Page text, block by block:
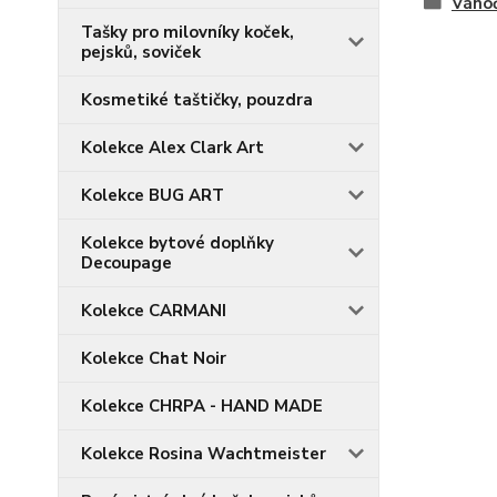
Tašky pro milovníky koček,
pejsků, soviček
Kosmetiké taštičky, pouzdra
Kolekce Alex Clark Art
Kolekce BUG ART
Kolekce bytové doplňky
Decoupage
Kolekce CARMANI
Kolekce Chat Noir
Kolekce CHRPA - HAND MADE
Kolekce Rosina Wachtmeister